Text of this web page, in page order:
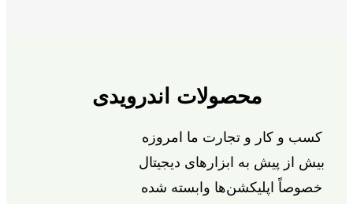
محصولات اندرویدی
کسب و کار و تجارت ما امروزه
بیش از پیش به ابزارهای دیجیتال
خصوصاً اپلیکشن‌ها وابسته شده